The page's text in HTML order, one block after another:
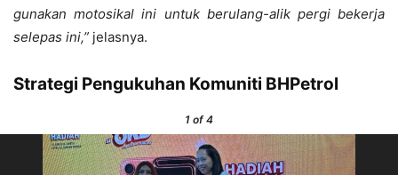
gunakan motosikal ini untuk berulang-alik pergi bekerja
selepas ini,” jelasnya.
Strategi Pengukuhan Komuniti BHPetrol
1 of 4